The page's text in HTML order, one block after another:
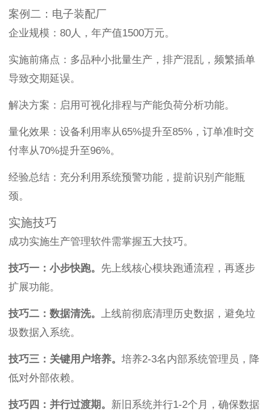
案例二：电子装配厂
企业规模：80人，年产值1500万元。
实施前痛点：多品种小批量生产，排产混乱，频繁插单
导致交期延误。
解决方案：启用可视化排程与产能负荷分析功能。
量化效果：设备利用率从65%提升至85%，订单准时交
付率从70%提升至96%。
经验总结：充分利用系统预警功能，提前识别产能瓶
颈。
实施技巧
成功实施生产管理软件需掌握五大技巧。
技巧一：小步快跑。 先上线核心模块跑通流程，再逐步
扩展功能。
技巧二：数据清洗。 上线前彻底清理历史数据，避免垃
圾数据入系统。
技巧三：关键用户培养。 培养2-3名内部系统管理员，降
低对外部依赖。
技巧四：并行过渡期。 新旧系统并行1-2个月，确保数据